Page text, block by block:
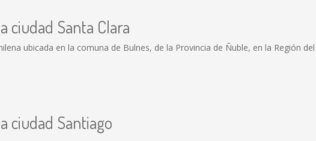
ciudad Santa Clara
ubicada en la comuna de Bulnes, de la Provincia de Ñuble, en la Región
ciudad Santiago